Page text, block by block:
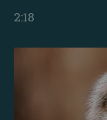
2:18